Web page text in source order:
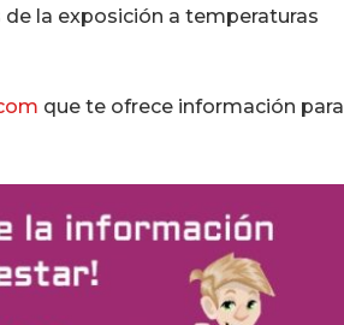
la exposición a temperaturas
que te ofrece información para